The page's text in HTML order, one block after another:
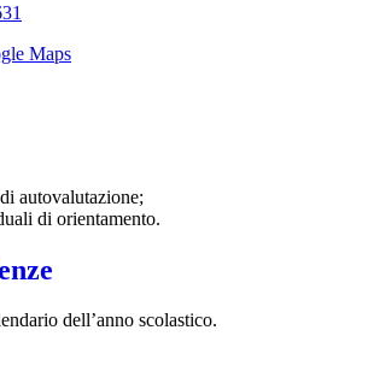
Maps
autovalutazione;
di orientamento.
dell’anno scolastico.